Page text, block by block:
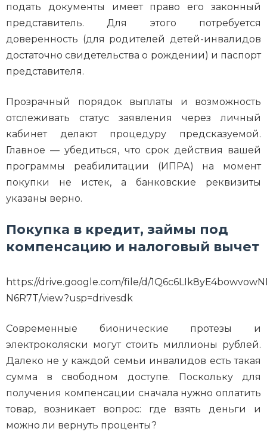
подать документы имеет право его законный
представитель. Для этого потребуется
доверенность (для родителей детей-инвалидов
достаточно свидетельства о рождении) и паспорт
представителя.
Прозрачный порядок выплаты и возможность
отслеживать статус заявления через личный
кабинет делают процедуру предсказуемой.
Главное — убедиться, что срок действия вашей
программы реабилитации (ИПРА) на момент
покупки не истек, а банковские реквизиты
указаны верно.
Покупка в кредит, займы под
компенсацию и налоговый вычет
https://drive.google.com/file/d/
N6R7T/view?usp=drivesdk
Современные бионические протезы и
электроколяски могут стоить миллионы рублей.
Далеко не у каждой семьи инвалидов есть такая
сумма в свободном доступе. Поскольку для
получения компенсации сначала нужно оплатить
товар, возникает вопрос: где взять деньги и
можно ли вернуть проценты?